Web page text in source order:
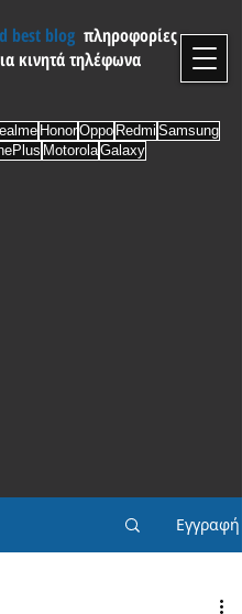
best blog πληροφορίες
κινητά τηλέφωνα
HonorOppo Redmi Samsung
MotorolaGalaxy
Εγγραφή